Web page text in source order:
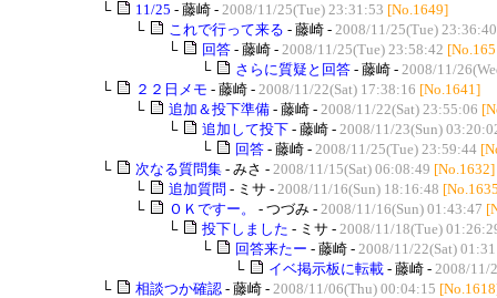
└
11/25 - 藤崎 - 2008/11/25(Tue) 23:31:53 [No.1649]
└
これで行って来る - 藤崎 - 2008/11/25(Tue) 23:36:40
└
回答 - 藤崎 - 2008/11/25(Tue) 23:58:42
└
さらに質疑と回答 - 藤崎 - 2008/11/
└
２２日メモ - 藤崎 - 2008/11/22(Sat) 17:38:16 [No.1641]
└
追加＆投下準備 - 藤崎 - 2008/11/22(Sat) 23:55:06
└
追加して投下 - 藤崎 - 2008/11/23(Sun)
└
回答 - 藤崎 - 2008/11/25(Tue) 23:59:44
└
次なる質問集 - みさ - 2008/11/15(Sat) 06:08:49 [No.1632]
└
追加質問 - ミサ - 2008/11/16(Sun) 18:16:48
└
ＯＫですー。 - つづみ - 2008/11/16(Sun) 01:43:47
└
投下しました - ミサ - 2008/11/18(Tue)
└
回答来たー - 藤崎 - 2008/11/22(Sat)
└
イベ掲示板に転載 - 藤崎 - 2008/11/
└
相談つか確認 - 藤崎 - 2008/11/06(Thu) 00:04:15